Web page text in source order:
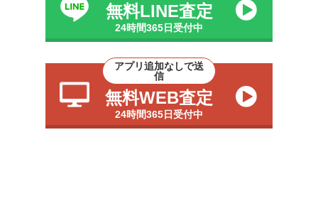
無料LINE査定
24時間365日受付中
アプリ追加なしで送
信
無料WEB査定
24時間365日受付中